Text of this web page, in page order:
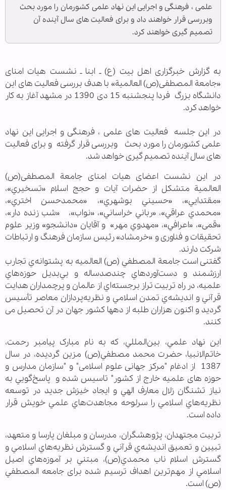
علمی ، فرهنگی و اجرایی این نهاد علمی کشورمان را مورد بحث
وبررسی قرار خواهند داد و برای فعالیت های سال آینده آن
تصمیم گیری خواهند کرد.
به گزارش خبرگزاری اهل بیت (ع) ـ ابنا ـ نشست هیات امنای
«جامعة المصطفی(ص) العالمیة» با هدف بررسی فعالیت های این
دانشگاه بزرگ فردا پنجشنبه 15 دی 1390 در مشهد آغاز به کار
خواهد کرد.
در این جلسه فعالیت های علمی ، فرهنگی و اجرایی این نهاد
علمی کشورمان را مورد بحث وبررسی قرار گرفته و برای فعالیت
های سال آینده تصمیم گیری خواهد شد.
در این نشست اعضای هیات امنای جامعة المصطفی(ص)
العالمیة متشکل از حضرات آیات و حجج اسلام «تسخيري»،
«مقتدايي»، «حسيني بوشهري»، «محمدحسن اختري»،
«محمدي عراقي»، «رباني خراساني»، «نواب»، «شب زنده دار»،
«قمی»، «اعرافي»، «مهدوي مهر» و آقایان «دانشجو» وزیر علوم
تحقیقات و فناوری و «خرمشاد» رئیس سازمان فرهنگ و ارتباطات
شرکت دارند.
گفتنی است جامعة المصطفي (ص) العالميه به پشتوانه‌ي تجارب
ارزشمند و دست‌آوردهاي چندصدساله‌ و بي‌بديل حوزه‌هاي
علميه، در راه تربيت تراز برجسته‌اي از عالمان و پرچمداران هدايت
قرآني و انديشه‌ي تمدن اسلامي و نظريه‌پردازان معاصر تأسيس
گرديد و اکنون هزاران طلبه از دهها کشور جهان در آن تحصیل می
کنند.
اين نهاد علمي، بين‌المللي، که به نام مبارک پيامبر رحمت،
خاتم‌الانبيا، حضرت محمد مصطفي(ص) مزين گرديده، در سال
1387 از ادغام "مرکز جهانی علوم اسلامی" و "سازمان مدارس و
حوزه های علمیه خارج از کشور" تاسیس شده و پاسخ‌گويي به
نياز تشنگان زلال معارف الهي و ايجاد خيزش جديد در توسعه‌
نظريه‌هاي اسلامي را سرلوحه‌ مجاهدت‌هاي علمي خويش قرار
داده است.
تربيت مجتهدان، پژوهشگران، مدرسان و مبلغان پارسا و متعهد،
تبيين و تعميق انديشه‌ي قرآني و گسترش نظريه‌هاي اسلامي و
گسترش اسلام ناب محمدي(ص)، مبتني بر آموزه‌هاي اصيل
اسلامي از مهم‌ترين اهداف ترسيم شده برای جامعه المصطفي
(ص) است.